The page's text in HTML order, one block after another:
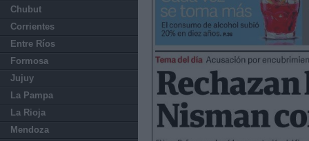
Chubut
Corrientes
Entre Ríos
Formosa
Jujuy
La Pampa
La Rioja
Mendoza